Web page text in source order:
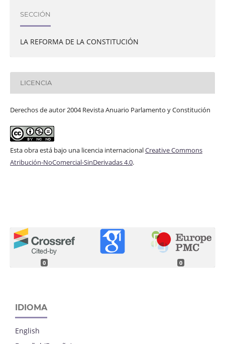
SECCIÓN
LA REFORMA DE LA CONSTITUCIÓN
LICENCIA
Derechos de autor 2004 Revista Anuario Parlamento y Constitución
Esta obra está bajo una licencia internacionalCreative Commons
Atribución-NoComercial-SinDerivadas 4.0.
0 0
IDIOMA
English